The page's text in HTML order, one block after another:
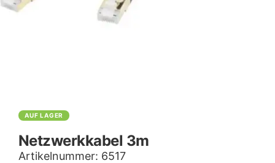
AUF LAGER
Netzwerkkabel 3m
Artikelnummer: 6517